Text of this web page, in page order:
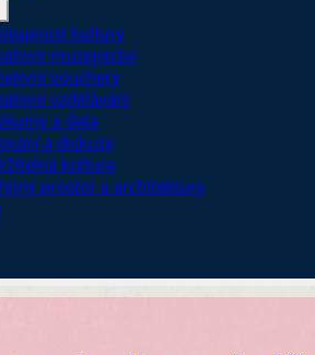
kultury
muzejnictví
vouchery
vzdělávání
a data
a diskuze
kultura
prostor a architektura